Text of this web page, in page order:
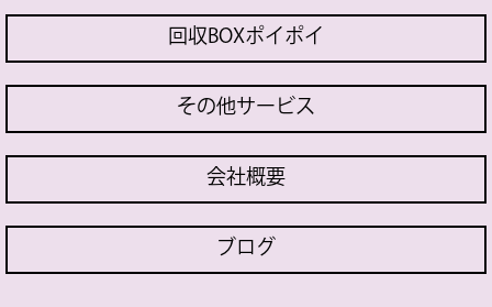
回収BOXポイポイ
その他サービス
会社概要
ブログ